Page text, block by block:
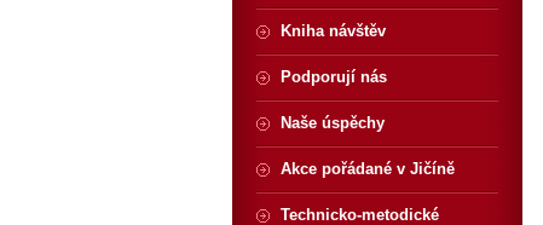
Kniha návštěv
Podporují nás
Naše úspěchy
Akce pořádané v Jičíně
Technicko-metodické